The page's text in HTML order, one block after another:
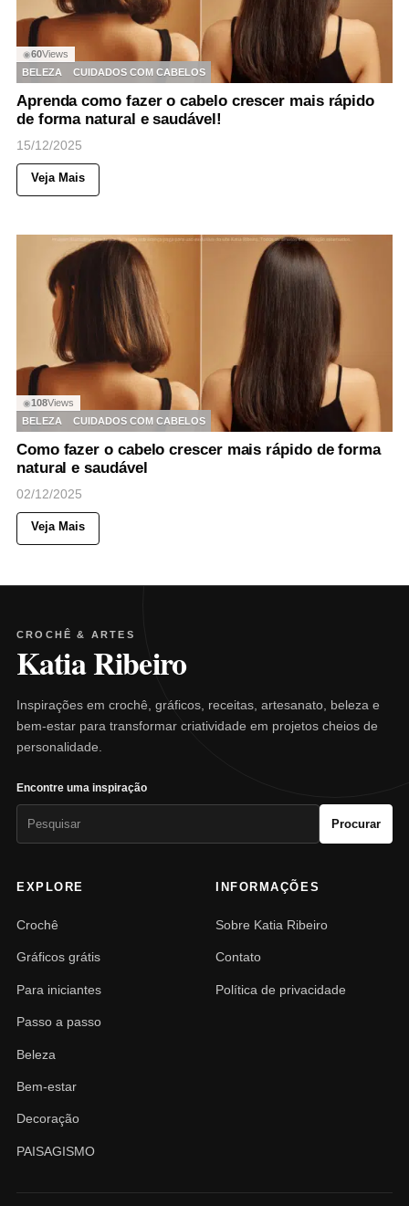
◉60Views
BELEZA
CUIDADOS COM CABELOS
Aprenda como fazer o cabelo crescer mais rápido
de forma natural e saudável!
15/12/2025
Veja Mais
◉108Views
BELEZA
CUIDADOS COM CABELOS
Como fazer o cabelo crescer mais rápido de forma
natural e saudável
02/12/2025
Veja Mais
CROCHÊ & ARTES
Katia Ribeiro
Inspirações em crochê, gráficos, receitas, artesanato, beleza e
bem-estar para transformar criatividade em projetos cheios de
personalidade.
Encontre uma inspiração
Procurar
EXPLORE
Crochê
Gráficos grátis
Para iniciantes
Passo a passo
Beleza
Bem-estar
Decoração
PAISAGISMO
INFORMAÇÕES
Sobre Katia Ribeiro
Contato
Política de privacidade